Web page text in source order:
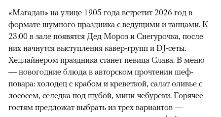
«Магадан» на улице 1905 года встретит 2026 год в
формате шумного праздника с ведущими и танцами. К
23:00 в зале появятся Дед Мороз и Снегурочка, после
них начнутся выступления кавер-групп и DJ-сеты.
Хедлайнером праздника станет певица Слава. В меню
— новогодние блюда в авторском прочтении шеф-
повара: холодец с крабом и креветкой, салат оливье с
лососем, селедка под шубой, мини-чебуреки. Горячее
гостям предложат выбрать из трех вариантов —